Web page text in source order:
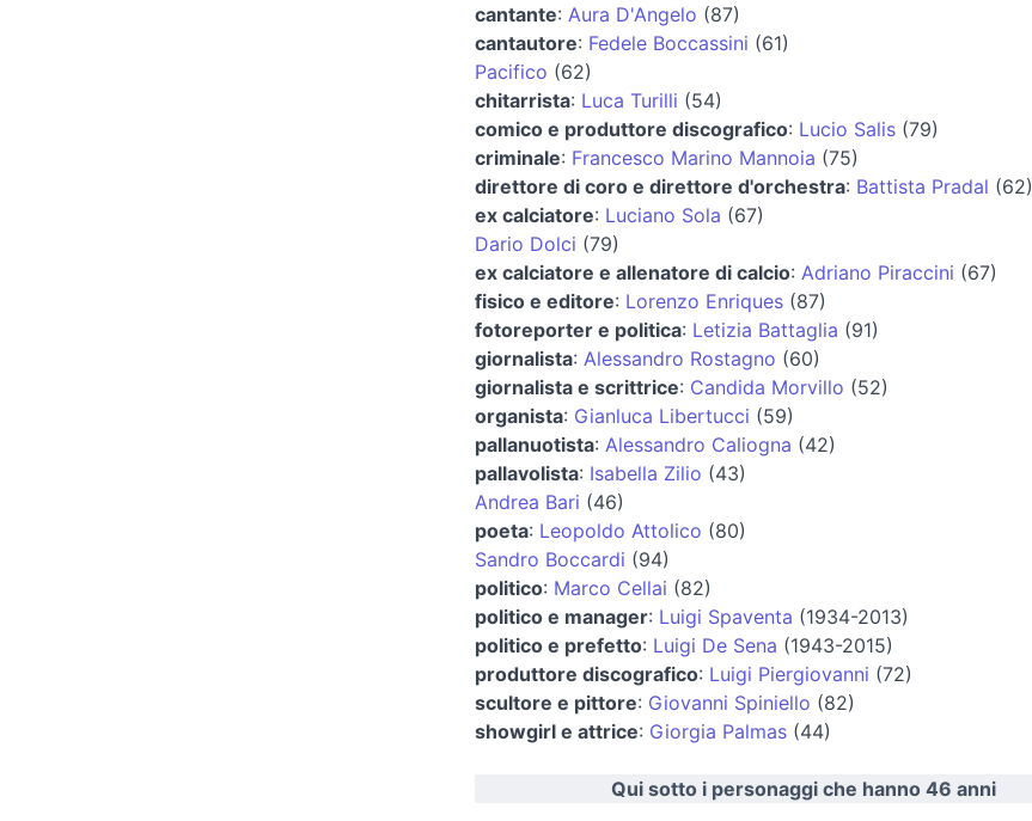
cantante: Aura D'Angelo (87)
cantautore: Fedele Boccassini (61)
Pacifico (62)
chitarrista: Luca Turilli (54)
comico e produttore discografico: Lucio Salis (79)
criminale: Francesco Marino Mannoia (75)
direttore di coro e direttore d'orchestra: Battista Pradal (62)
ex calciatore: Luciano Sola (67)
Dario Dolci (79)
ex calciatore e allenatore di calcio: Adriano Piraccini (67)
fisico e editore: Lorenzo Enriques (87)
fotoreporter e politica: Letizia Battaglia (91)
giornalista: Alessandro Rostagno (60)
giornalista e scrittrice: Candida Morvillo (52)
organista: Gianluca Libertucci (59)
pallanuotista: Alessandro Caliogna (42)
pallavolista: Isabella Zilio (43)
Andrea Bari (46)
poeta: Leopoldo Attolico (80)
Sandro Boccardi (94)
politico: Marco Cellai (82)
politico e manager: Luigi Spaventa (1934-2013)
politico e prefetto: Luigi De Sena (1943-2015)
produttore discografico: Luigi Piergiovanni (72)
scultore e pittore: Giovanni Spiniello (82)
showgirl e attrice: Giorgia Palmas (44)
Qui sotto i personaggi che hanno 46 anni